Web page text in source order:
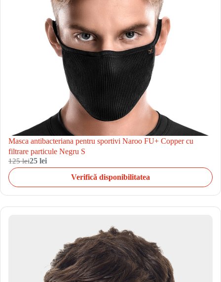
Masca antibacteriana pentru sportivi Naroo FU+ Copper cu
filtrare particule Negru S
125 lei25 lei
Verifică disponibilitatea